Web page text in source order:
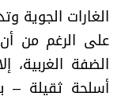
الغارات الجوية
على الرغم من
الضفة الغربية،
أسلحة ثقيلة –